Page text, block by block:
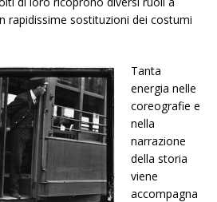
rapidissime sostituzioni dei costumi
Tanta
energia nelle
coreografie e
nella
narrazione
della storia
viene
accompagna